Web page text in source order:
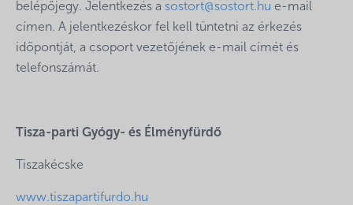
belépőjegy. Jelentkezés a sostort@sostort.hu e-mail
címen. A jelentkezéskor fel kell tüntetni az érkezés
időpontját, a csoport vezetőjének e-mail címét és
telefonszámát.
Tisza-parti Gyógy- és Élményfürdő
Tiszakécske
www.tiszapartifurdo.hu